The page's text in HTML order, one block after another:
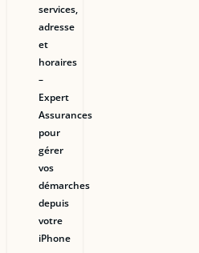
services,
adresse
et
horaires
–
Expert
Assurances
pour
gérer
vos
démarches
depuis
votre
iPhone